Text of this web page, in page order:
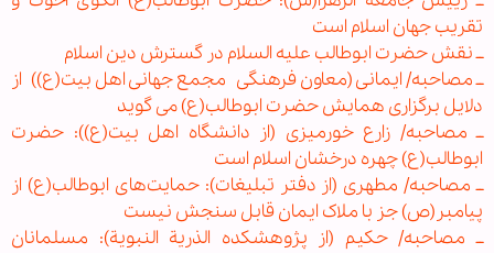
تقریب جهان اسلام است
ــ نقش حضرت ابوطالب علیه السلام در گسترش دین اسلام
ــ مصاحبه/ ایمانی (معاون فرهنگی مجمع جهانی اهل بیت(ع))از
دلایل برگزاری همایش حضرت ابوطالب(ع) می گوید
ــ مصاحبه/ زارع خورمیزی (از دانشگاه اهل بیت(ع)): حضرت
ابوطالب(ع) چهره درخشان اسلام است
ــ مصاحبه/ مطهری (از دفتر تبلیغات): حمایت‌های ابوطالب(ع) از
پیامبر(ص) جز با ملاک ایمان قابل سنجش نیست
ــ مصاحبه/ حکیم (از پژوهشکده الذریة النبویة): مسلمانان